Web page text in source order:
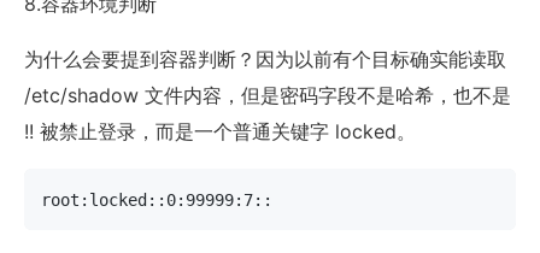
为什么会要提到容器判断？因为以前有个目标确实能读取
/etc/shadow 文件内容，但是密码字段不是哈希，也不是
!! 被禁止登录，而是一个普通关键字 locked。
root:locked::0:99999:7::